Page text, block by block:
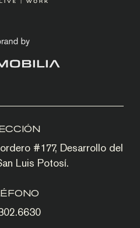
#177, Desarrollo del
Luis Potosí.